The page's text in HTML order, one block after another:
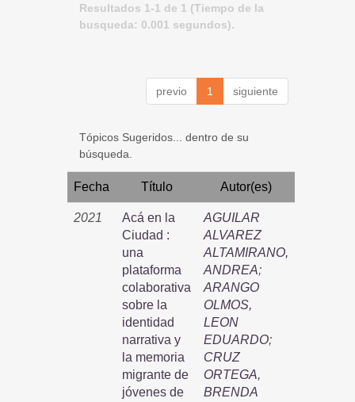
Resultados 1-1 de 1 (Tiempo de la
busqueda: 0.001 segundos).
previo 1 siguiente
Tópicos Sugeridos... dentro de su
búsqueda.
Fecha Título Autor(es)
2021
Acá en la
Ciudad :
una
plataforma
colaborativa
sobre la
identidad
narrativa y
la memoria
migrante de
jóvenes de
AGUILAR
ALVAREZ
ALTAMIRANO,
ANDREA;
ARANGO
OLMOS,
LEON
EDUARDO;
CRUZ
ORTEGA,
BRENDA